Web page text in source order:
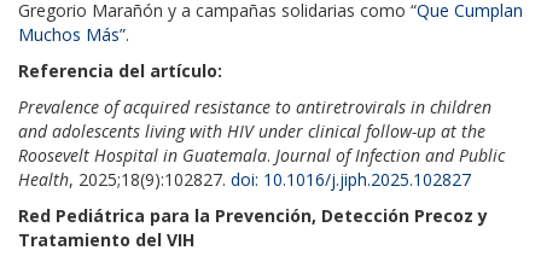
Gregorio Marañón y a campañas solidarias como “Que Cumplan
Muchos Más”.
Referencia del artículo:
Prevalence of acquired resistance to antiretrovirals in children
and adolescents living with HIV under clinical follow-up at the
Roosevelt Hospital in Guatemala. Journal of Infection and Public
Health, 2025;18(9):102827. doi: 10.1016/j.jiph.2025.102827
Red Pediátrica para la Prevención, Detección Precoz y
Tratamiento del VIH